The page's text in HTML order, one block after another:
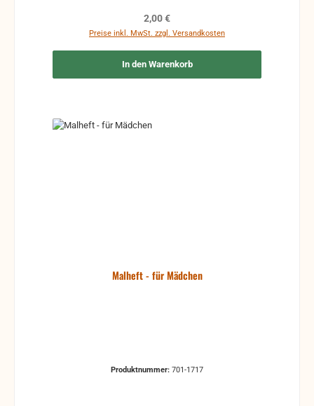
Regulärer Preis:
2,00 €
Preise inkl. MwSt. zzgl. Versandkosten
In den Warenkorb
Malheft - für Mädchen
Produktnummer: 701-1717